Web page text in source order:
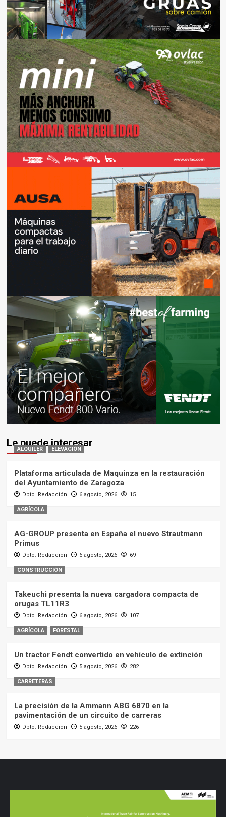
Le puede interesar
ALQUILER ELEVACIÓN
Plataforma articulada de Maquinza en la restauración
del Ayuntamiento de Zaragoza
Dpto. Redacción 6 agosto, 2026 15
AGRÍCOLA
AG-GROUP presenta en España el nuevo Strautmann
Primus
Dpto. Redacción 6 agosto, 2026 69
CONSTRUCCIÓN
Takeuchi presenta la nueva cargadora compacta de
orugas TL11R3
Dpto. Redacción 6 agosto, 2026 107
AGRÍCOLA FORESTAL
Un tractor Fendt convertido en vehículo de extinción
Dpto. Redacción 5 agosto, 2026 282
CARRETERAS
La precisión de la Ammann ABG 6870 en la
pavimentación de un circuito de carreras
Dpto. Redacción 5 agosto, 2026 226